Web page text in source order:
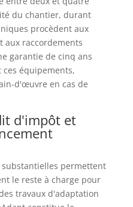
du chantier, durant
procèdent aux
aux raccordements
garantie de cinq ans
ces équipements,
d'œuvre en cas de
d'impôt et
permettent
le reste à charge pour
travaux d'adaptation